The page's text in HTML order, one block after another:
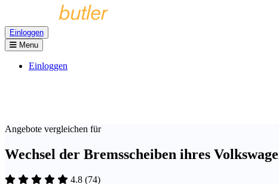
Einloggen
Menu
Einloggen
Angebote vergleichen für
Wechsel der Bremsscheiben ihres
4.8 (74)